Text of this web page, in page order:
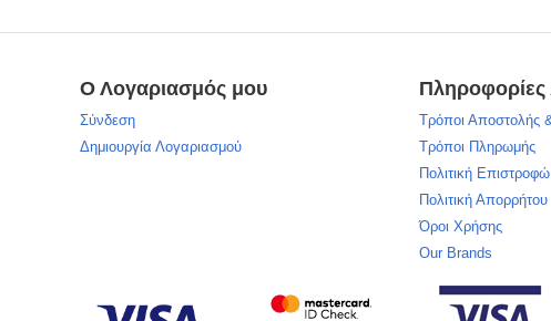
Ο Λογαριασμός μου
Σύνδεση
Δημιουργία Λογαριασμού
Τρόποι Αποστολής
Τρόποι Πληρωμής
Πολιτική
Πολιτική Απορρήτου
Όροι Χρήσης
Our Brands